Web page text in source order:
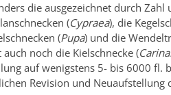
die ausgezeichnet durch
(Cypraea), die
(Pupa) und die
auch noch die Kielschnecke (
auf wenigstens 5- bis 6000 fl.
Revision und Neuaufstellung